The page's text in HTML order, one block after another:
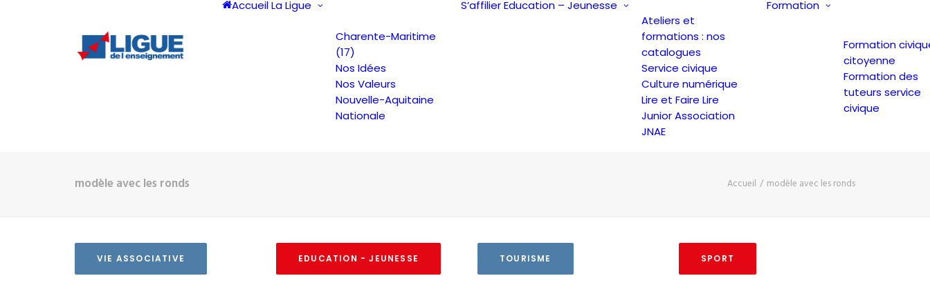
AccueilLa Ligue
Charente-Maritime
(17)
Nos Idées
Nos Valeurs
Nouvelle-Aquitaine
Nationale
S’affilierEducation – Jeunesse
Ateliers et
formations : nos
catalogues
Service civique
Culture numérique
Lire et Faire Lire
Junior Association
JNAE
Formation
Formation
citoyenne
Formation des
tuteurs service
civique
modèle avec les ronds Accueil modèle avec les ronds
VIE ASSOCIATIVE EDUCATION - JEUNESSE TOURISME SPORT